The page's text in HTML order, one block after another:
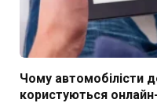
Чому автомобілісти
користуються